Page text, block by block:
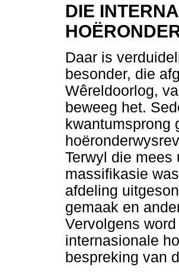
DIE
Daar is
besonder, die
Wêreldoorlog,
beweeg het.
kwantumsprong
Terwyl die
massifikasie
afdeling
gemaak en
Vervolgens
internasionale
bespreking van